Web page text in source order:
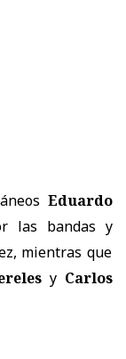
Eduardo
las bandas y
mientras que
yCarlos